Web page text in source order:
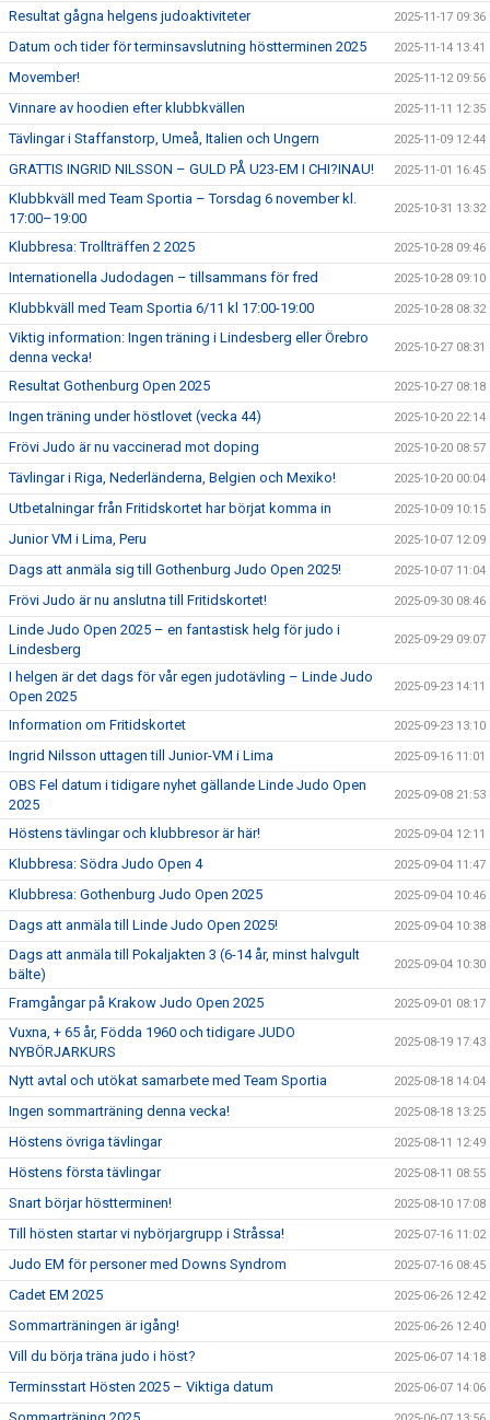
Resultat gågna helgens judoaktiviteter 2025-11-17 09:36
Datum och tider för terminsavslutning höstterminen 2025 2025-11-14 13:41
Movember! 2025-11-12 09:56
Vinnare av hoodien efter klubbkvällen 2025-11-11 12:35
Tävlingar i Staffanstorp, Umeå, Italien och Ungern 2025-11-09 12:44
GRATTIS INGRID NILSSON – GULD PÅ U23-EM I CHI?INAU! 2025-11-01 16:45
Klubbkväll med Team Sportia – Torsdag 6 november kl.
17:00–19:00
2025-10-31 13:32
Klubbresa: Trollträffen 2 2025 2025-10-28 09:46
Internationella Judodagen – tillsammans för fred 2025-10-28 09:10
Klubbkväll med Team Sportia 6/11 kl 17:00-19:00 2025-10-28 08:32
Viktig information: Ingen träning i Lindesberg eller Örebro
denna vecka!
2025-10-27 08:31
Resultat Gothenburg Open 2025 2025-10-27 08:18
Ingen träning under höstlovet (vecka 44) 2025-10-20 22:14
Frövi Judo är nu vaccinerad mot doping 2025-10-20 08:57
Tävlingar i Riga, Nederländerna, Belgien och Mexiko! 2025-10-20 00:04
Utbetalningar från Fritidskortet har börjat komma in 2025-10-09 10:15
Junior VM i Lima, Peru 2025-10-07 12:09
Dags att anmäla sig till Gothenburg Judo Open 2025! 2025-10-07 11:04
Frövi Judo är nu anslutna till Fritidskortet! 2025-09-30 08:46
Linde Judo Open 2025 – en fantastisk helg för judo i
Lindesberg
2025-09-29 09:07
I helgen är det dags för vår egen judotävling – Linde Judo
Open 2025
2025-09-23 14:11
Information om Fritidskortet 2025-09-23 13:10
Ingrid Nilsson uttagen till Junior-VM i Lima 2025-09-16 11:01
OBS Fel datum i tidigare nyhet gällande Linde Judo Open
2025
2025-09-08 21:53
Höstens tävlingar och klubbresor är här! 2025-09-04 12:11
Klubbresa: Södra Judo Open 4 2025-09-04 11:47
Klubbresa: Gothenburg Judo Open 2025 2025-09-04 10:46
Dags att anmäla till Linde Judo Open 2025! 2025-09-04 10:38
Dags att anmäla till Pokaljakten 3 (6-14 år, minst halvgult
bälte)
2025-09-04 10:30
Framgångar på Krakow Judo Open 2025 2025-09-01 08:17
Vuxna, + 65 år, Födda 1960 och tidigare JUDO
NYBÖRJARKURS
2025-08-19 17:43
Nytt avtal och utökat samarbete med Team Sportia 2025-08-18 14:04
Ingen sommarträning denna vecka! 2025-08-18 13:25
Höstens övriga tävlingar 2025-08-11 12:49
Höstens första tävlingar 2025-08-11 08:55
Snart börjar höstterminen! 2025-08-10 17:08
Till hösten startar vi nybörjargrupp i Stråssa! 2025-07-16 11:02
Judo EM för personer med Downs Syndrom 2025-07-16 08:45
Cadet EM 2025 2025-06-26 12:42
Sommarträningen är igång! 2025-06-26 12:40
Vill du börja träna judo i höst? 2025-06-07 14:18
Terminsstart Hösten 2025 – Viktiga datum 2025-06-07 14:06